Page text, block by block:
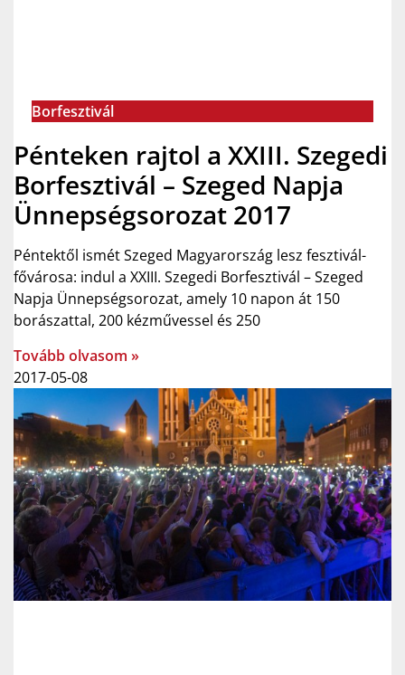
Borfesztivál
Pénteken rajtol a XXIII. Szegedi
Borfesztivál – Szeged Napja
Ünnepségsorozat 2017
Péntektől ismét Szeged Magyarország lesz fesztivál-
fővárosa: indul a XXIII. Szegedi Borfesztivál – Szeged
Napja Ünnepségsorozat, amely 10 napon át 150
borászattal, 200 kézművessel és 250
Tovább olvasom »
2017-05-08